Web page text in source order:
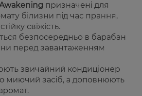
призначені для
білизни під час прання,
свіжість.
безпосередньо в барабан
перед завантаженням
звичайний кондиціонер
миючий засіб, а доповнюють